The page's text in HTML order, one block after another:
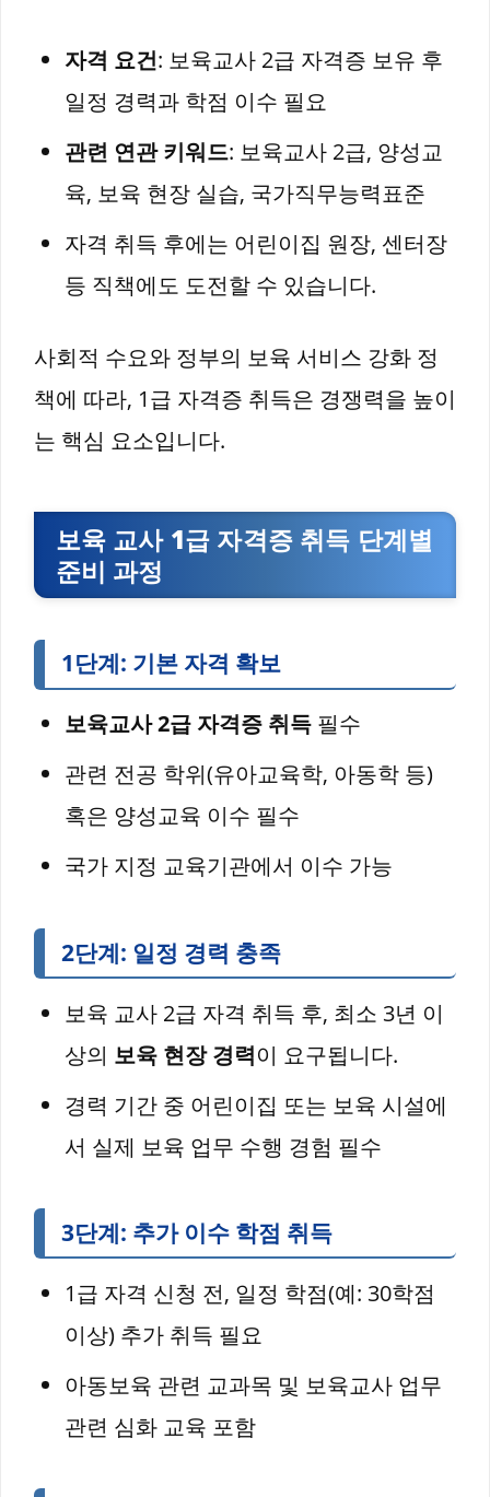
자격 요건: 보육교사 2급 자격증 보유 후
일정 경력과 학점 이수 필요
관련 연관 키워드: 보육교사 2급, 양성교
육, 보육 현장 실습, 국가직무능력표준
자격 취득 후에는 어린이집 원장, 센터장
등 직책에도 도전할 수 있습니다.
사회적 수요와 정부의 보육 서비스 강화 정
책에 따라, 1급 자격증 취득은 경쟁력을 높이
는 핵심 요소입니다.
보육 교사 1급 자격증 취득 단계별
준비 과정
1단계: 기본 자격 확보
보육교사 2급 자격증 취득 필수
관련 전공 학위(유아교육학, 아동학 등)
혹은 양성교육 이수 필수
국가 지정 교육기관에서 이수 가능
2단계: 일정 경력 충족
보육 교사 2급 자격 취득 후, 최소 3년 이
상의 보육 현장 경력이 요구됩니다.
경력 기간 중 어린이집 또는 보육 시설에
서 실제 보육 업무 수행 경험 필수
3단계: 추가 이수 학점 취득
1급 자격 신청 전, 일정 학점(예: 30학점
이상) 추가 취득 필요
아동보육 관련 교과목 및 보육교사 업무
관련 심화 교육 포함